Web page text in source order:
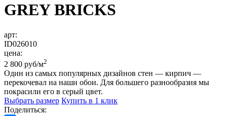
GREY BRICKS
арт:
ID026010
цена:
2 800 руб/м2
Один из самых популярных дизайнов стен — кирпич —
перекочевал на наши обои. Для большего разнообразия мы
покрасили его в серый цвет.
Выбрать размер Купить в 1 клик
Поделиться: